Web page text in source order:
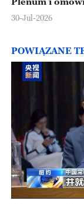
30-Jul-2026
POWIĄZANE